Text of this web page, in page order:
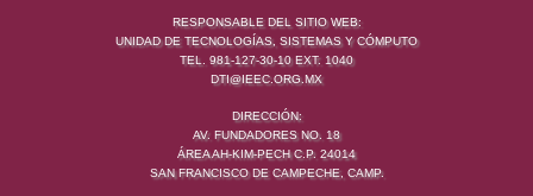
RESPONSABLE DEL SITIO WEB:
UNIDAD DE TECNOLOGÍAS, SISTEMAS Y CÓMPUTO
TEL. 981-127-30-10 EXT. 1040
DTI@IEEC.ORG.MX
DIRECCIÓN:
AV. FUNDADORES NO. 18
ÁREA AH-KIM-PECH C.P. 24014
SAN FRANCISCO DE CAMPECHE, CAMP.